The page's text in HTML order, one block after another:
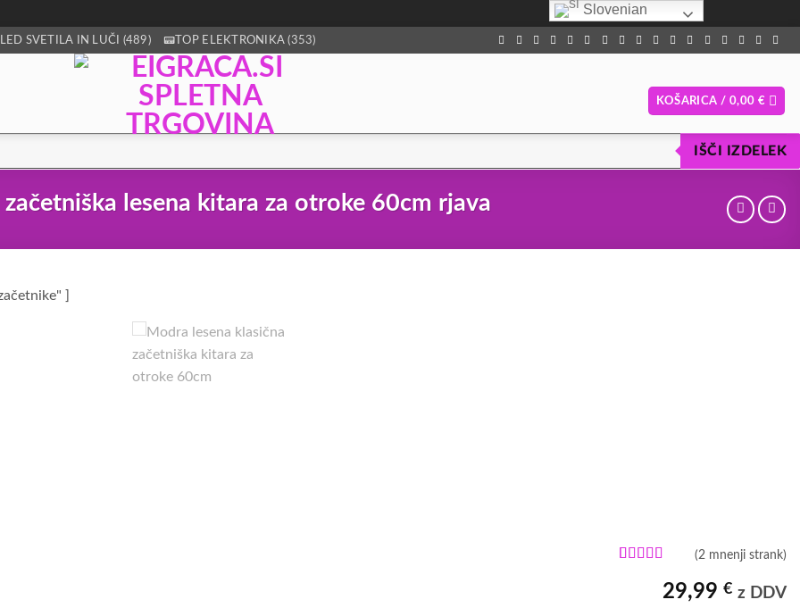
SVETILA IN LUČI (489) 📟TOP ELEKTRONIKA (353)
KOŠARICA / 0,00 €
IŠČI IZDELEK
začetniška lesena kitara za otroke 60cm rjava
od 5 na
(2 mnenji strank)
29,99 € z DDV
Slovenian